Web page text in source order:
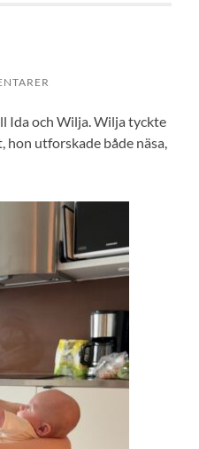
Ida och Wilja. Wilja tyckte
utforskade både näsa,